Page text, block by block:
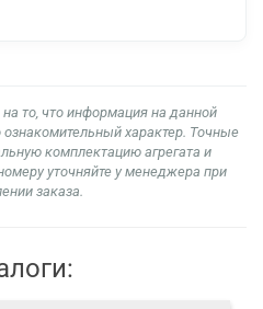
то, что информация на данной
характер. Точные
комплектацию агрегата и
уточняйте у менеджера при
заказа.